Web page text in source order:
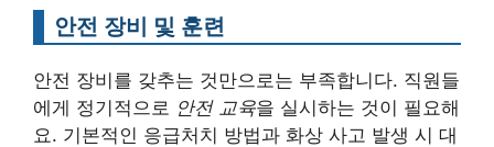
안전 장비 및 훈련
안전 장비를 갖추는 것만으로는 부족합니다. 직원들
에게 정기적으로 안전 교육을 실시하는 것이 필요해
요. 기본적인 응급처치 방법과 화상 사고 발생 시 대